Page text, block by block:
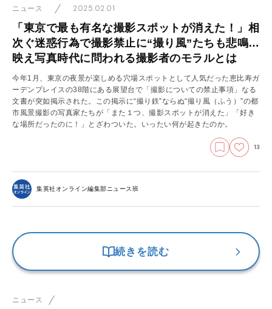
ニュース 2025.02.01
「東京で最も有名な撮影スポットが消えた！」相
次ぐ迷惑行為で撮影禁止に“撮り風”たちも悲鳴…
映え写真時代に問われる撮影者のモラルとは
今年1月、東京の夜景が楽しめる穴場スポットとして人気だった恵比寿ガ
ーデンプレイスの38階にある展望台で「撮影についての禁止事項」なる
文書が突如掲示された。この掲示に“撮り鉄”ならぬ“撮り風（ふう）”の都
市風景撮影の写真家たちが「また１つ、撮影スポットが消えた」「好き
な場所だったのに！」とざわついた。いったい何が起きたのか。
13
集英社オンライン編集部ニュース班
続きを読む
ニュース